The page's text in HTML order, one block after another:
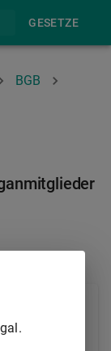
GESETZE
BGB
kann,